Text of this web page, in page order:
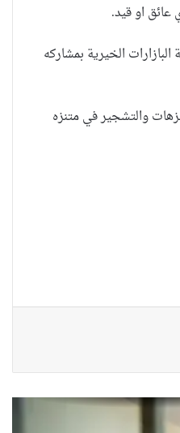
عائق او قيد.
الخيرية بمشاركه
والتشجير في متنزه
المرأة في اقتصاد